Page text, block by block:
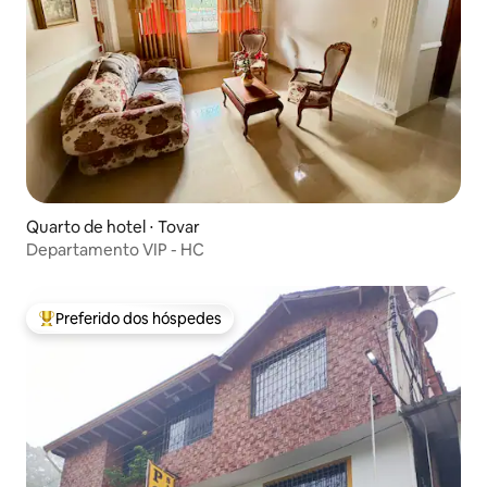
Quarto de hotel ⋅ Tovar
Departamento VIP - HC
Entre os melhores preferidos dos hóspedes
Preferido dos hóspedes